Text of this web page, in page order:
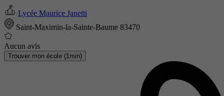
Lycée Maurice Janetti
Saint-Maximin-la-Sainte-Baume 83470
Aucun avis
Trouver mon école (1min)